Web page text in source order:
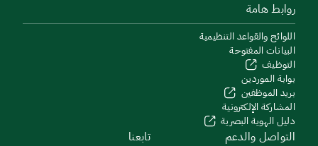
روابط هامة
اللوائح والقواعد التنظيمية
البيانات المفتوحة
التوظيف
بوابة الموردين
بريد الموظفين
المشاركة الإلكترونية
دليل الهوية البصرية
التواصل والدعم تابعنا